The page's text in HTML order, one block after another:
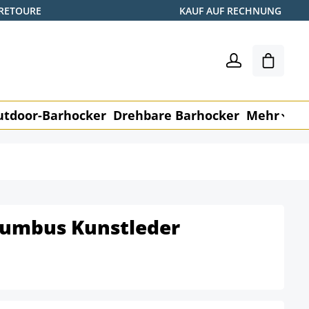
KAUF AUF RECHNUNG
Barhocker Drehbare Barhocker Mehr
Kunstleder